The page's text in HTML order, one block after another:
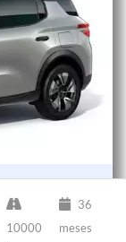
10000
36
meses